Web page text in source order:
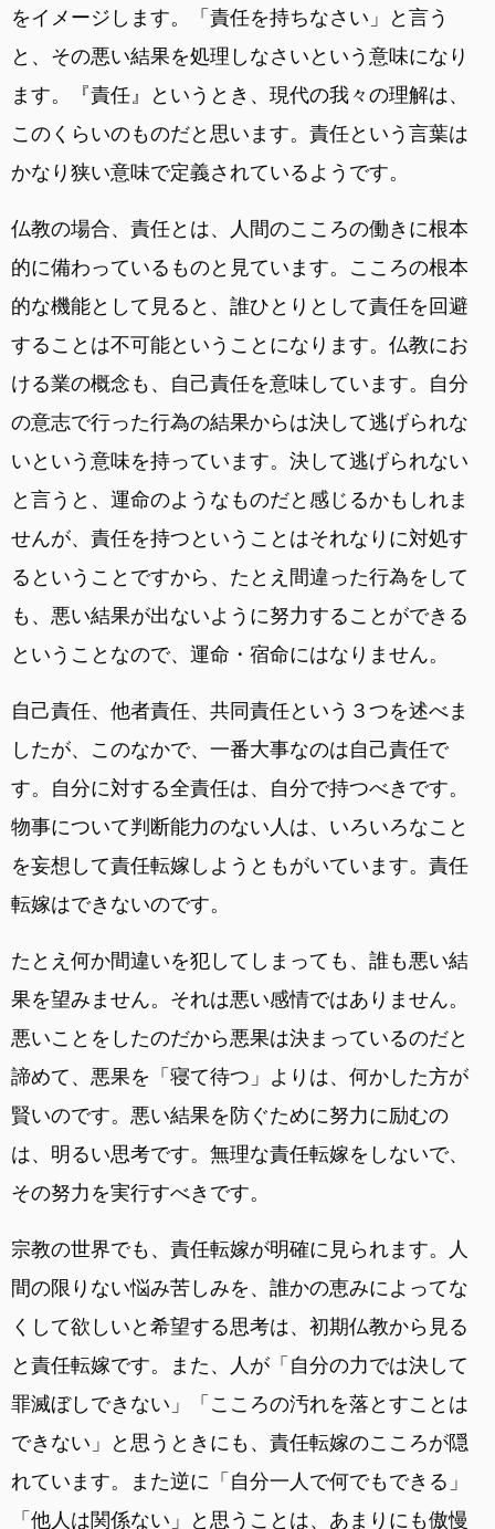
をイメージします。「責任を持ちなさい」と言う
と、その悪い結果を処理しなさいという意味になり
ます。『責任』というとき、現代の我々の理解は、
このくらいのものだと思います。責任という言葉は
かなり狭い意味で定義されているようです。
仏教の場合、責任とは、人間のこころの働きに根本
的に備わっているものと見ています。こころの根本
的な機能として見ると、誰ひとりとして責任を回避
することは不可能ということになります。仏教にお
ける業の概念も、自己責任を意味しています。自分
の意志で行った行為の結果からは決して逃げられな
いという意味を持っています。決して逃げられない
と言うと、運命のようなものだと感じるかもしれま
せんが、責任を持つということはそれなりに対処す
るということですから、たとえ間違った行為をして
も、悪い結果が出ないように努力することができる
ということなので、運命・宿命にはなりません。
自己責任、他者責任、共同責任という３つを述べま
したが、このなかで、一番大事なのは自己責任で
す。自分に対する全責任は、自分で持つべきです。
物事について判断能力のない人は、いろいろなこと
を妄想して責任転嫁しようともがいています。責任
転嫁はできないのです。
たとえ何か間違いを犯してしまっても、誰も悪い結
果を望みません。それは悪い感情ではありません。
悪いことをしたのだから悪果は決まっているのだと
諦めて、悪果を「寝て待つ」よりは、何かした方が
賢いのです。悪い結果を防ぐために努力に励むの
は、明るい思考です。無理な責任転嫁をしないで、
その努力を実行すべきです。
宗教の世界でも、責任転嫁が明確に見られます。人
間の限りない悩み苦しみを、誰かの恵みによってな
くして欲しいと希望する思考は、初期仏教から見る
と責任転嫁です。また、人が「自分の力では決して
罪滅ぼしできない」「こころの汚れを落とすことは
できない」と思うときにも、責任転嫁のこころが隠
れています。また逆に「自分一人で何でもできる」
「他人は関係ない」と思うことは、あまりにも傲慢